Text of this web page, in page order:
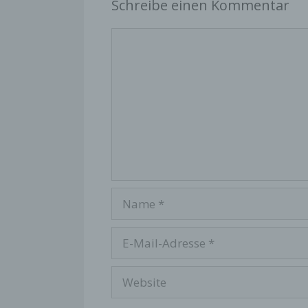
Schreibe einen Kommentar
Mail-